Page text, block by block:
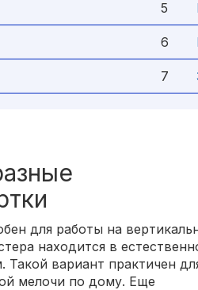
5
6
7
для работы на
находится в
вариант практичен
мелочи по дому. Еще